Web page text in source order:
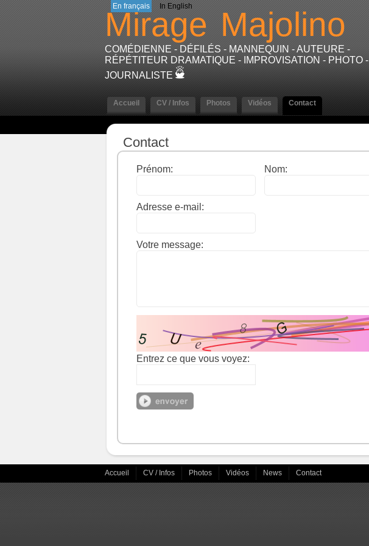
En français In English
Mirage Majolino
COMÉDIENNE - DÉFILÉS - MANNEQUIN - AUTEURE -
RÉPÉTITEUR DRAMATIQUE - IMPROVISATION - PHOTO -
JOURNALISTE
Accueil CV / Infos Photos Vidéos Contact
Contact
Prénom: Nom:
Adresse e-mail:
Votre message:
Entrez ce que vous voyez:
Accueil CV / Infos Photos Vidéos News Contact